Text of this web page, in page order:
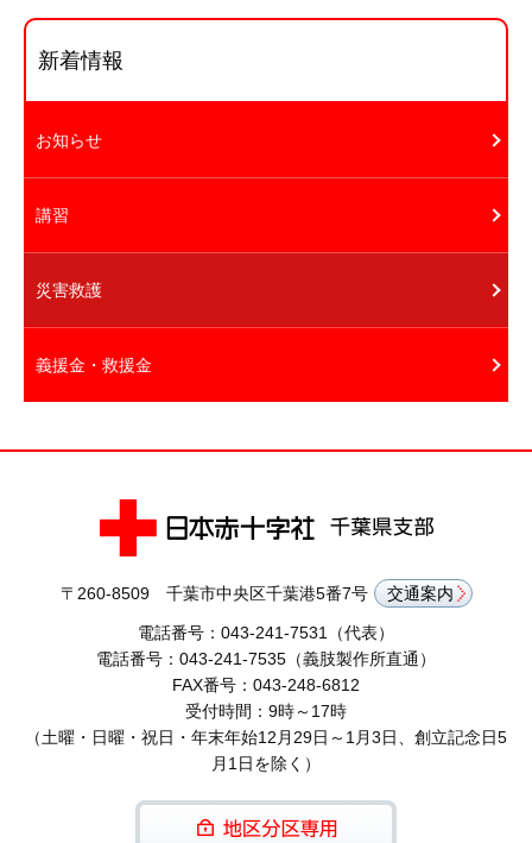
新着情報
お知らせ
講習
災害救護
義援金・救援金
〒260-8509 千葉市中央区千葉港5番7号 交通案内
電話番号：043-241-7531（代表）
電話番号：043-241-7535（義肢製作所直通）
FAX番号：043-248-6812
受付時間：9時～17時
（土曜・日曜・祝日・年末年始12月29日～1月3日、創立記念日5
月1日を除く）